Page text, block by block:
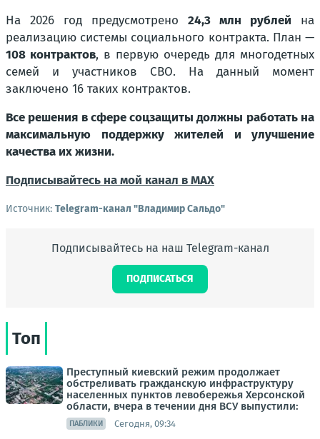
На 2026 год предусмотрено 24,3 млн рублей на
реализацию системы социального контракта. План —
108 контрактов, в первую очередь для многодетных
семей и участников СВО. На данный момент
заключено 16 таких контрактов.
Все решения в сфере соцзащиты должны работать на
максимальную поддержку жителей и улучшение
качества их жизни.
Подписывайтесь на мой канал в MAX
Источник: Telegram-канал "Владимир Сальдо"
Подписывайтесь на наш Telegram-канал
ПОДПИСАТЬСЯ
Топ
Преступный киевский режим продолжает
обстреливать гражданскую инфраструктуру
населенных пунктов левобережья Херсонской
области, вчера в течении дня ВСУ выпустили:
ПАБЛИКИ Сегодня, 09:34